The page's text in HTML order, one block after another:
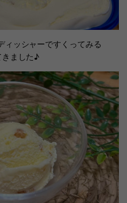
ィッシャーですくってみる
ました♪